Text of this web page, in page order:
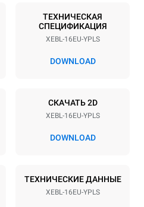
600x400
Příkon
Тип вилки
ТЕХНИЧЕСКАЯ
СПЕЦИФИКАЦИЯ
XEBL-16EU-YPLS
DOWNLOAD
СКАЧАТЬ 2D
XEBL-16EU-YPLS
DOWNLOAD
ТЕХНИЧЕСКИЕ ДАННЫЕ
XEBL-16EU-YPLS